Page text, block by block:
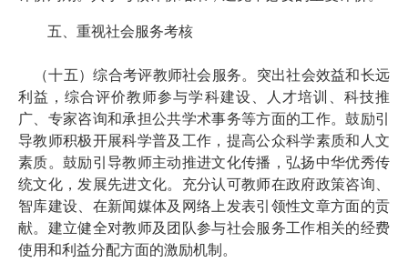
五、重视社会服务考核
（十五）综合考评教师社会服务。突出社会效益和长远
利益，综合评价教师参与学科建设、人才培训、科技推
广、专家咨询和承担公共学术事务等方面的工作。鼓励引
导教师积极开展科学普及工作，提高公众科学素质和人文
素质。鼓励引导教师主动推进文化传播，弘扬中华优秀传
统文化，发展先进文化。充分认可教师在政府政策咨询、
智库建设、在新闻媒体及网络上发表引领性文章方面的贡
献。建立健全对教师及团队参与社会服务工作相关的经费
使用和利益分配方面的激励机制。